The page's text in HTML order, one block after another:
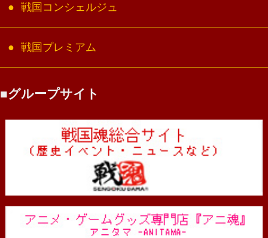
戦国コンシェルジュ
戦国プレミアム
グループサイト